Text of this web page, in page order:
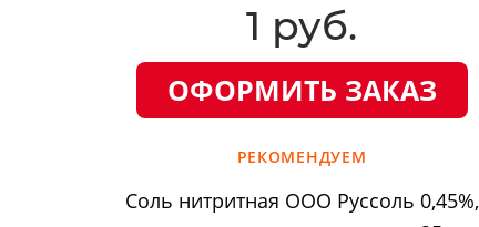
1 руб.
ОФОРМИТЬ ЗАКАЗ
РЕКОМЕНДУЕМ
Соль нитритная ООО Руссоль 0,45%,